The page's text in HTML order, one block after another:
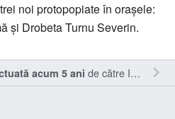
noi protopopiate în orașele:
și Drobeta Turnu Severin.
acum 5 ani de către Inistea .